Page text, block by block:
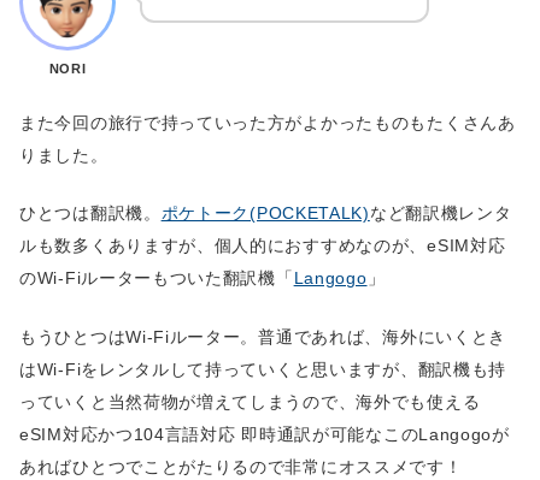
NORI
また今回の旅行で持っていった方がよかったものもたくさんあ
りました。
ひとつは翻訳機。 ポケトーク(POCKETALK)など翻訳機レンタ
ルも数多くありますが、個人的におすすめなのが、eSIM対応
のWi-Fiルーターもついた翻訳機「 Langogo 」
もうひとつはWi-Fiルーター。普通であれば、海外にいくとき
はWi-Fiをレンタルして持っていくと思いますが、翻訳機も持
っていくと当然荷物が増えてしまうので、海外でも使える
eSIM対応かつ104言語対応 即時通訳が可能なこのLangogoが
あればひとつでことがたりるので非常にオススメです！